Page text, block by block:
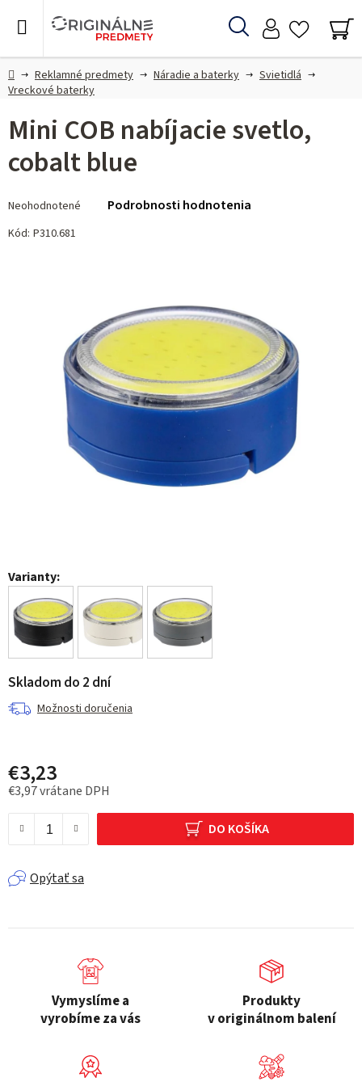
Hľadať
DomovReklamné predmety Náradie a baterky
Svietidlá
Vreckové baterky
Varianty:
Skladom do 2 dní
Možnosti doručenia
€3,23
€3,97 vrátane DPH
DO KOŠÍKA
Opýtať sa
Mini COB nabíjacie svetlo,
cobalt blue
hodnotenie
produktu
Neohodnotené Podrobnosti hodnotenia
Kód: P310.681
Vymyslíme a
vyrobíme za vás
Produkty
v originálnom balení